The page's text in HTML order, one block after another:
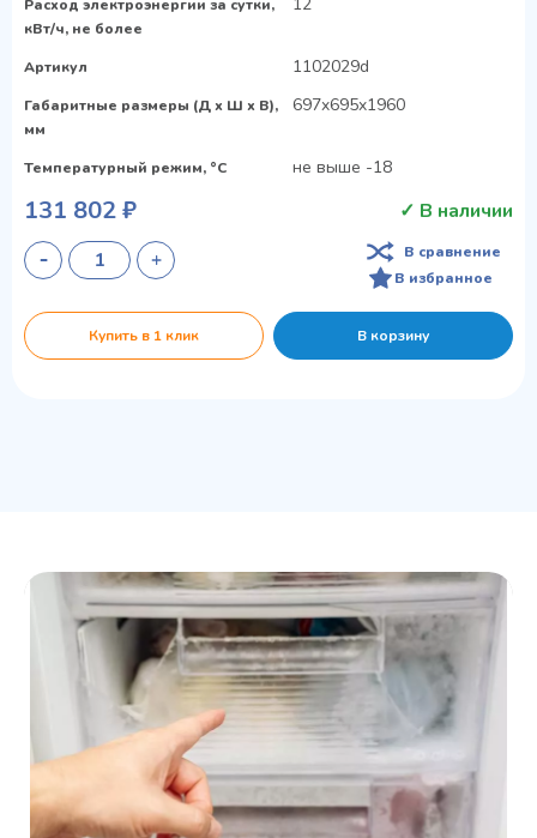
Расход электроэнергии за сутки,
кВт/ч, не более
Артикул 1102029d
Габаритные размеры (Д х Ш х В),
мм
697x695x1960
Температурный режим, °C не выше -18
131 802 ₽ ✓ В наличии
В сравнение
В избранное
Купить в 1 клик В корзину